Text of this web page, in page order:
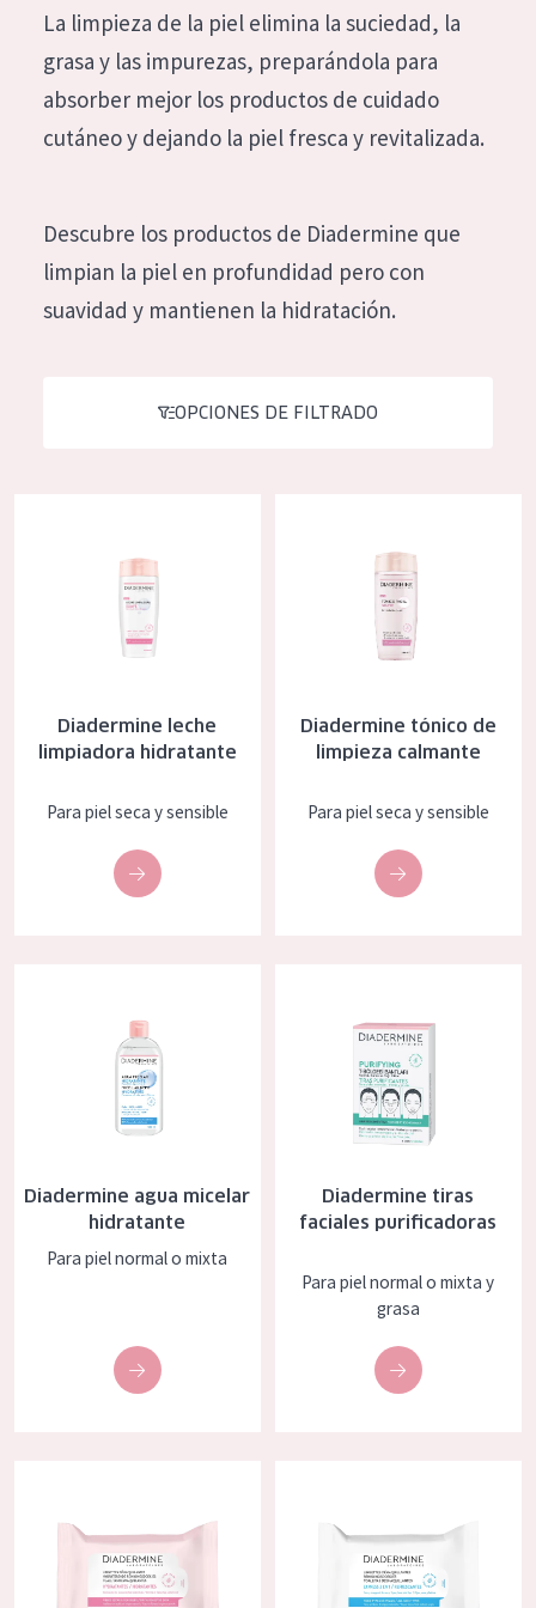
Hidratación y luminosidad
Reducción de arrugas
Regeneración
TIPO DE PRODUCTO
Crema de día
Crema de ojos
COLECCIÓN
Essentials
TIPO DE PIEL
Piel sensible
Piel normal y seca
Piel mixata o grasa
Piel menopáusica
Edad: de 35 a 55
Piel madura
German
Spanish
Greek
La limpieza de la piel elimina la suciedad, la
grasa y las impurezas, preparándola para
absorber mejor los productos de cuidado
cutáneo y dejando la piel fresca y revitalizada.
Descubre los productos de Diadermine que
limpian la piel en profundidad pero con
suavidad y mantienen la hidratación.
OPCIONES DE FILTRADO
Diadermine leche
limpiadora hidratante
Para piel seca y sensible
Diadermine tónico de
limpieza calmante
Para piel seca y sensible
Diadermine agua micelar
hidratante
Para piel normal o mixta
Diadermine tiras
faciales purificadoras
Para piel normal o mixta y
grasa